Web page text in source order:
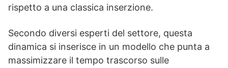
rispetto a una classica inserzione.
Secondo diversi esperti del settore, questa
dinamica si inserisce in un modello che punta a
massimizzare il tempo trascorso sulle